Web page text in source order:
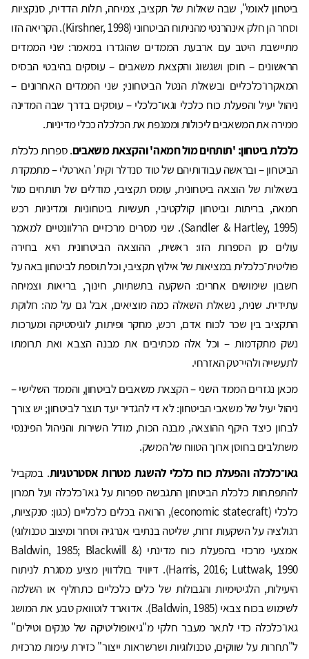
ביטחון לאומי", שבה שאלות של תקציב, צמיחה, תלות הדדית, סנקציות
וסחר הן חלק אינהרנטי מהניתוח הביטחוני (Kirshner, 1998). הקריאה הזו
מתיישבת היטב עם ארבעת הממדים שהוגדרו במאמר: שני הממדים
הראשונים – חוסן ושגשוג והקצאת משאבים – עוסקים בהיבטי הבסיס
המאקרו־כלכליים ובשאלת הנטל הביטחוני; שני הממדים האחרונים –
ניהול יעיל והפעלת כוח כלכלי וגאו־כלכלי – עוסקים בדרך שבה המדינה
ממירה את המשאבים ליכולות וממנפת את הכלכלה ככלי מדיניות.
כלכלת ביטחון: 'תותחים מול חמאה' והקצאת משאבים. ספרות כלכלת
הביטחון – ובראשה עבודותיהם של טוד סנדלר וקית' הארטלי – מתמקדת
בשאלות של הוצאה ביטחונית, עומס תקציבי, מודלים של תותחים מול
חמאה, בריתות וביטחון קולקטיבי, תעשיות ביטחוניות ומדיניות רכש
(Sandler & Hartley, 1995). שני מסרים מרכזיים הרלוונטיים למאמר
עולים מן הספרות הזו: ראשית, ההוצאה הביטחונית היא בחירה
פוליטית־כלכלית במציאות של אילוץ תקציבי, וכל תוספת לביטחון באה על
חשבון שימושים אחרים: השקעה בתשתיות, חינוך, בריאות וצמיחה
עתידית. שנית, נשאלת השאלה כמה מוציאים, אבל גם על מה: חלוקת
התקציב בין שכר לכוח אדם, רכש, מחקר ופיתוח, לוגיסטיקה ומערכות
נשק מתקדמות – וכל אלה מכתיבים את מבנה הצבא ואת תרומתו
לתעשייה ולהיי־טק האזרחי.
מכאן נגזרים הממד השני – הקצאת משאבים לביטחון, והממד השלישי –
ניהול יעיל של משאבי הביטחון: לא די להגדיר יעד תוצר לביטחון; יש צורך
לבחון כיצד היקף ההוצאה, מבנה הכוח, מודל השירות והניהול הפיננסי
משתלבים בחוסן ארוך הטווח של המשק.
גאו־כלכלה והפעלת כוח כלכלי להשגת מטרות אסטרטגיות. במקביל
להתפתחות כלכלת הביטחון התגבשה ספרות על גאו־כלכלה ועל תמרון
כלכלי (economic statecraft), הרואה בכלים כלכליים (כגון: סנקציות,
רגולציה על השקעות זרות, שליטה בנתיבי אנרגיה וסחר ומיצוב טכנולוגי)
אמצעי מרכזי בהפעלת כוח מדינתי (Baldwin, 1985; Blackwill &
Harris, 2016; Luttwak, 1990). דיוויד בולדווין מציע מסגרת לניתוח
היעילות, הלגיטימיות והגבולות של כלים כלכליים כתחליף או השלמה
לשימוש בכוח צבאי (Baldwin, 1985). אדוארד לוטוואק טבע את המושג
גאו־כלכלה כדי לתאר מעבר חלקי מ"גיאופוליטיקה של טנקים וטילים"
ל"תחרות על שווקים, טכנולוגיות ושרשראות ייצור" כזירת עימות מרכזית